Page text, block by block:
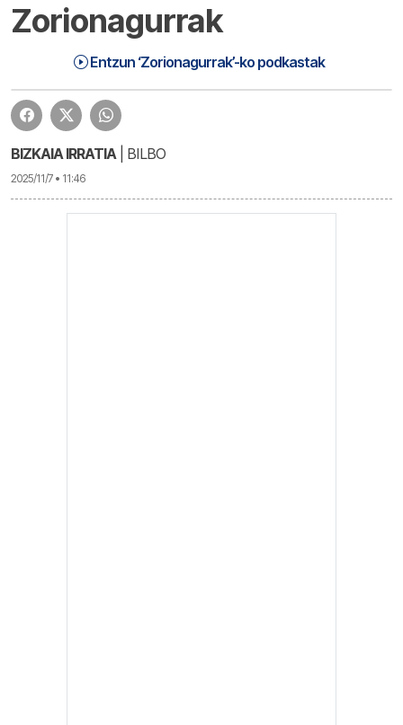
Zorionagurrak
Entzun ‘Zorionagurrak’-ko podkastak
1:16:02 Zorionagurrak (25-11-07) | Zorionagurrak
BIZKAIA IRRATIA| BILBO
2025/11/7 • 11:46